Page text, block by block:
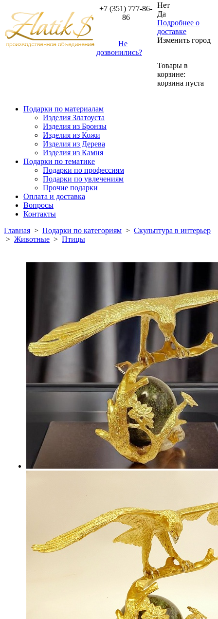
+7 (351) 777-86-
86
Не
дозвонились?
Нет
Да
Подробнее о
доставке
Изменить город
Товары в
корзине:
корзина пуста
Подарки по материалам
Изделия Златоуста
Изделия из Бронзы
Изделия из Кожи
Изделия из Дерева
Изделия из Камня
Подарки по тематике
Подарки по профессиям
Подарки по увлечениям
Прочие подарки
Оплата и доставка
Вопросы
Контакты
Главная > Подарки по категориям > Скульптура в интерьер
> Животные > Птицы